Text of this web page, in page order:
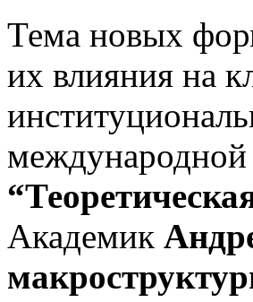
Тема новых
их влияния на
международной
Академик